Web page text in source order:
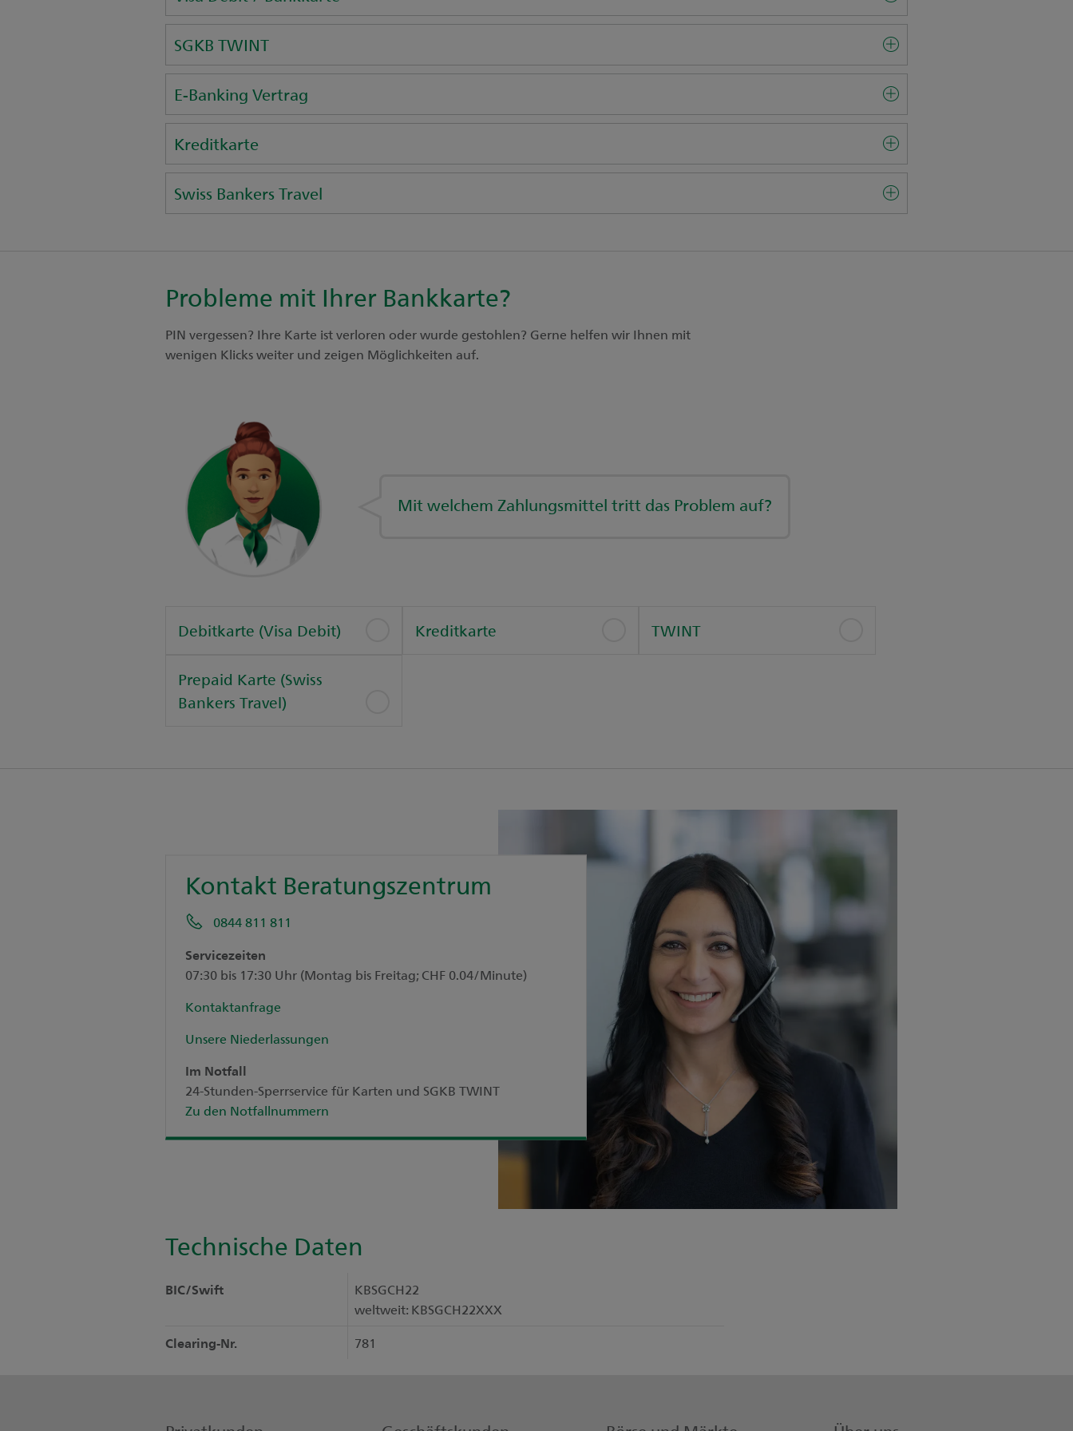
SGKB TWINT
E-Banking Vertrag
Kreditkarte
Swiss Bankers Travel
Probleme mit Ihrer Bankkarte?
PIN vergessen? Ihre Karte ist verloren oder wurde gestohlen? Gerne helfen wir Ihnen mit
wenigen Klicks weiter und zeigen Möglichkeiten auf.
Mit welchem Zahlungsmittel tritt das Problem auf?
Debitkarte (Visa Debit) Kreditkarte TWINT
Prepaid Karte (Swiss
Bankers Travel)
Kontakt Beratungszentrum
0844 811 811
Servicezeiten
07:30 bis 17:30 Uhr (Montag bis Freitag; CHF 0.04/Minute)
Kontaktanfrage
Unsere Niederlassungen
Im Notfall
24-Stunden-Sperrservice für Karten und SGKB TWINT
Zu den Notfallnummern
Technische Daten
BIC/Swift
KBSGCH22
weltweit: KBSGCH22XXX
Clearing-Nr.
781